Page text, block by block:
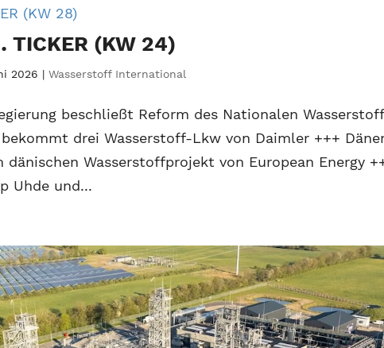
(KW 24)
2026 |Wasserstoff International
beschließt Reform des Nationalen
drei Wasserstoff-Lkw von Daimler +++
Wasserstoffprojekt von European Energy
Uhde und...